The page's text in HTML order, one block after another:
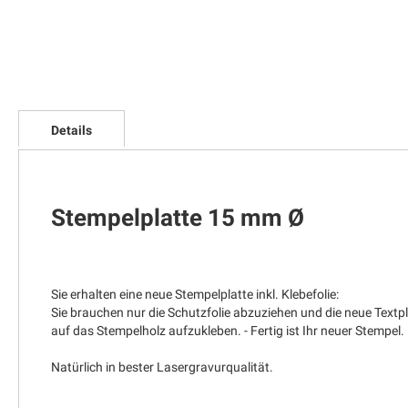
Anfang
Bildgalerie
Details
Stempelplatte 15 mm Ø
Sie erhalten eine neue Stempelplatte inkl. Klebefolie:
Sie brauchen nur die Schutzfolie abzuziehen und die neue
auf das Stempelholz aufzukleben. - Fertig ist Ihr neuer Stempel.
Natürlich in bester Lasergravurqualität.